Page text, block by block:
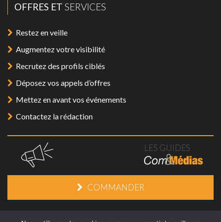
OFFRES ET SERVICES
Restez en veille
Augmentez votre visibilité
Recrutez des profils ciblés
Déposez vos appels d’offres
Mettez en avant vos événements
Contactez la rédaction
LES GUIDES
COMMANDER
Mentions légales / Plan du site Contact